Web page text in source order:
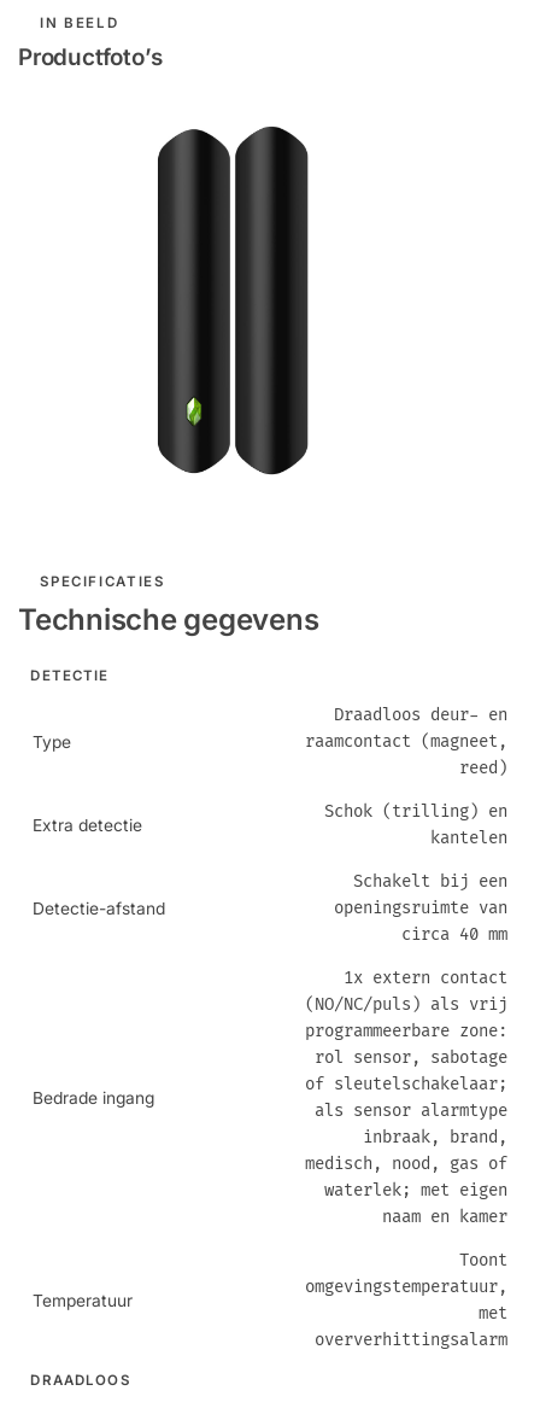
IN BEELD
Productfoto’s
SPECIFICATIES
Technische gegevens
DETECTIE
Type
Draadloos deur- en
raamcontact (magneet,
reed)
Extra detectie
Schok (trilling) en
kantelen
Detectie-afstand
Schakelt bij een
openingsruimte van
circa 40 mm
Bedrade ingang
1x extern contact
(NO/NC/puls) als vrij
programmeerbare zone:
rol sensor, sabotage
of sleutelschakelaar;
als sensor alarmtype
inbraak, brand,
medisch, nood, gas of
waterlek; met eigen
naam en kamer
Temperatuur
Toont
omgevingstemperatuur,
met
oververhittingsalarm
DRAADLOOS